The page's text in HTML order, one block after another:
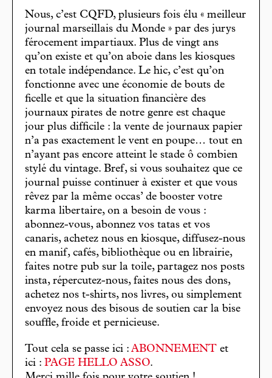
Nous, c’est CQFD, plusieurs fois élu « meilleur
journal marseillais du Monde » par des jurys
férocement impartiaux. Plus de vingt ans
qu’on existe et qu’on aboie dans les kiosques
en totale indépendance. Le hic, c’est qu’on
fonctionne avec une économie de bouts de
ficelle et que la situation financière des
journaux pirates de notre genre est chaque
jour plus difficile : la vente de journaux papier
n’a pas exactement le vent en poupe… tout en
n’ayant pas encore atteint le stade ô combien
stylé du vintage. Bref, si vous souhaitez que ce
journal puisse continuer à exister et que vous
rêvez par la même occas’ de booster votre
karma libertaire, on a besoin de vous :
abonnez-vous, abonnez vos tatas et vos
canaris, achetez nous en kiosque, diffusez-nous
en manif, cafés, bibliothèque ou en librairie,
faites notre pub sur la toile, partagez nos posts
insta, répercutez-nous, faites nous des dons,
achetez nos t-shirts, nos livres, ou simplement
envoyez nous des bisous de soutien car la bise
souffle, froide et pernicieuse.
Tout cela se passe ici : ABONNEMENT et
ici : PAGE HELLO ASSO.